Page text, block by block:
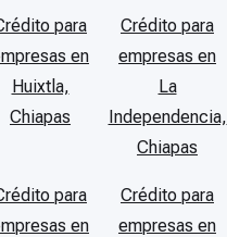
para
en
Huixtla,
Chiapas
Crédito para
empresas en
La
Independencia,
Chiapas
para
en
Crédito para
empresas en